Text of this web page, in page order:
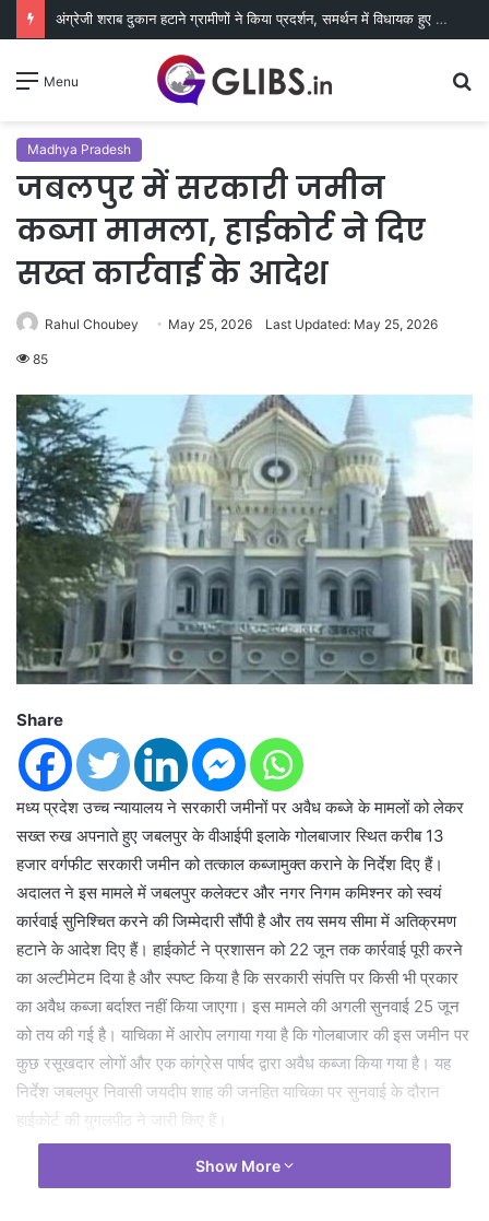
अंग्रेजी शराब दुकान हटाने ग्रामीणों ने किया प्रदर्शन, समर्थन में विधायक हुए शामिल
Menu
Madhya Pradesh
जबलपुर में सरकारी जमीन
कब्जा मामला, हाईकोर्ट ने दिए
सख्त कार्रवाई के आदेश
Rahul Choubey May 25, 2026 Last Updated: May 25, 2026
85
Share
मध्य प्रदेश उच्च न्यायालय ने सरकारी जमीनों पर अवैध कब्जे के मामलों को लेकर
सख्त रुख अपनाते हुए जबलपुर के वीआईपी इलाके गोलबाजार स्थित करीब 13
हजार वर्गफीट सरकारी जमीन को तत्काल कब्जामुक्त कराने के निर्देश दिए हैं।
अदालत ने इस मामले में जबलपुर कलेक्टर और नगर निगम कमिश्नर को स्वयं
कार्रवाई सुनिश्चित करने की जिम्मेदारी सौंपी है और तय समय सीमा में अतिक्रमण
हटाने के आदेश दिए हैं। हाईकोर्ट ने प्रशासन को 22 जून तक कार्रवाई पूरी करने
का अल्टीमेटम दिया है और स्पष्ट किया है कि सरकारी संपत्ति पर किसी भी प्रकार
का अवैध कब्जा बर्दाश्त नहीं किया जाएगा। इस मामले की अगली सुनवाई 25 जून
को तय की गई है। याचिका में आरोप लगाया गया है कि गोलबाजार की इस जमीन पर
कुछ रसूखदार लोगों और एक कांग्रेस पार्षद द्वारा अवैध कब्जा किया गया है। यह
निर्देश जबलपुर निवासी जयदीप शाह की जनहित याचिका पर सुनवाई के दौरान
हाईकोर्ट की युगलपीठ ने जारी किए हैं।
Show More